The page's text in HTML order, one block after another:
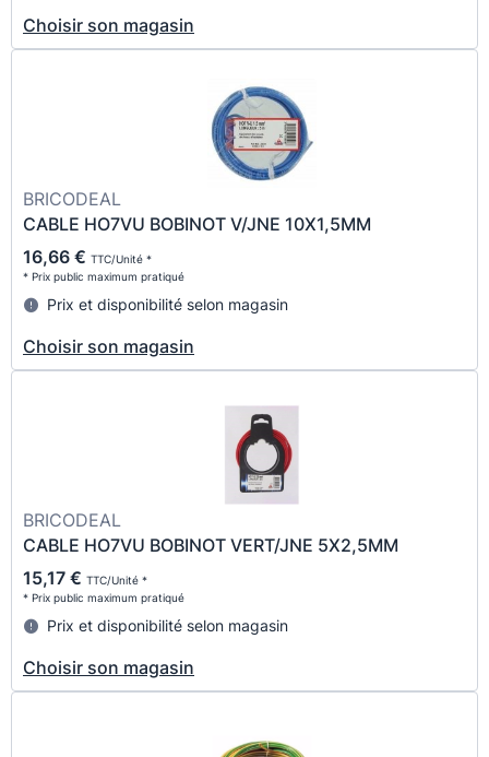
Choisir son magasin
BRICODEAL
CABLE HO7VU BOBINOT V/JNE 10X1,5MM
16,66 € TTC/Unité *
* Prix public maximum pratiqué
Prix et disponibilité selon magasin
Choisir son magasin
BRICODEAL
CABLE HO7VU BOBINOT VERT/JNE 5X2,5MM
15,17 € TTC/Unité *
* Prix public maximum pratiqué
Prix et disponibilité selon magasin
Choisir son magasin